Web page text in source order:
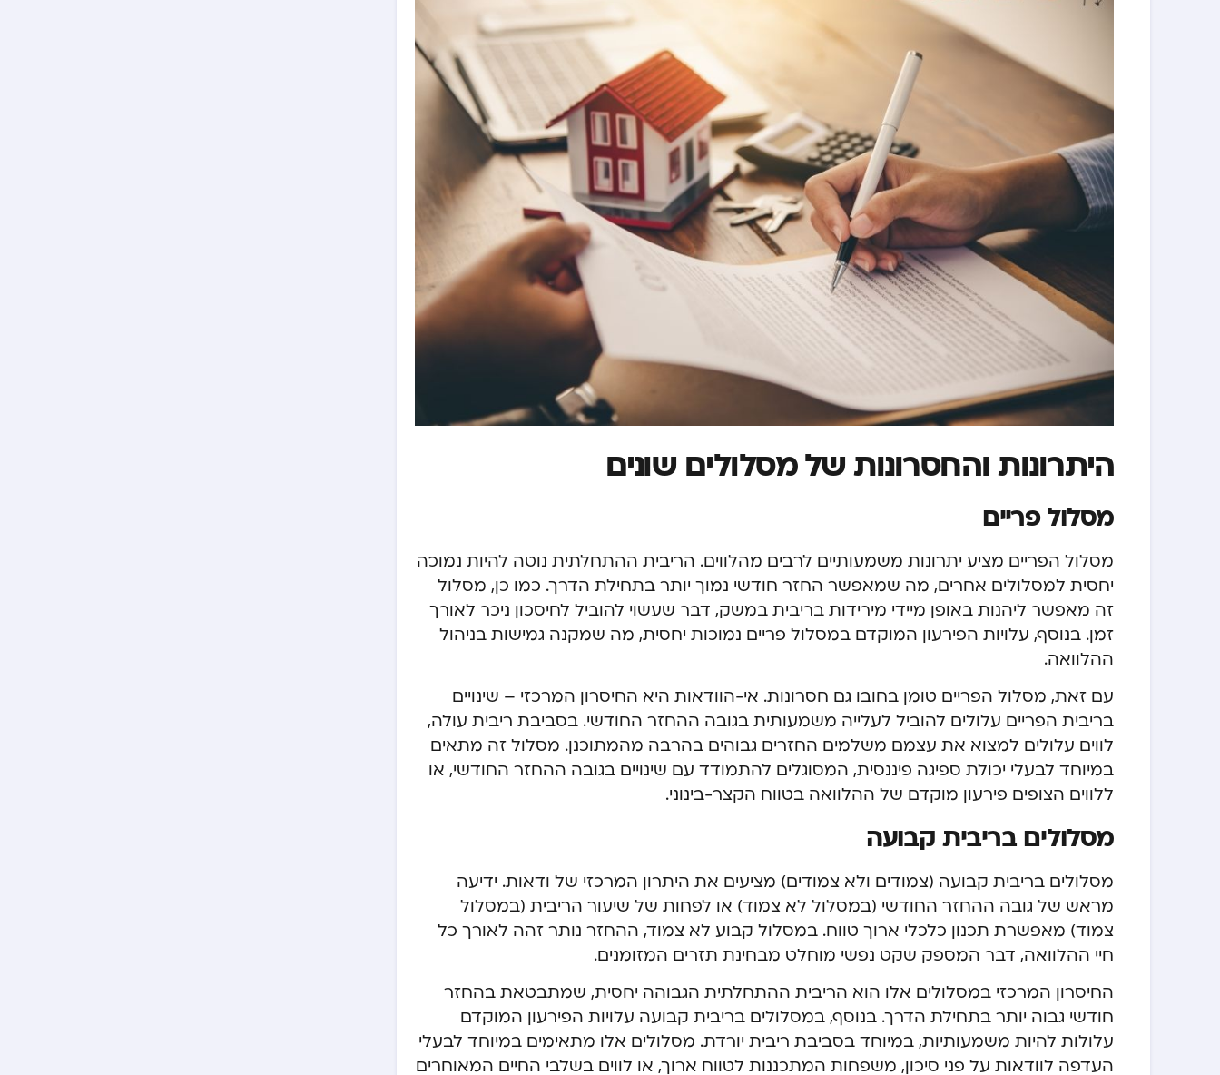
היתרונות והחסרונות של מסלולים שונים
מסלול פריים
מסלול הפריים מציע יתרונות משמעותיים לרבים מהלווים. הריבית ההתחלתית נוטה להיות נמוכה
יחסית למסלולים אחרים, מה שמאפשר החזר חודשי נמוך יותר בתחילת הדרך. כמו כן, מסלול
זה מאפשר ליהנות באופן מיידי מירידות בריבית במשק, דבר שעשוי להוביל לחיסכון ניכר לאורך
זמן. בנוסף, עלויות הפירעון המוקדם במסלול פריים נמוכות יחסית, מה שמקנה גמישות בניהול
ההלוואה.
עם זאת, מסלול הפריים טומן בחובו גם חסרונות. אי-הוודאות היא החיסרון המרכזי – שינויים
בריבית הפריים עלולים להוביל לעלייה משמעותית בגובה ההחזר החודשי. בסביבת ריבית עולה,
לווים עלולים למצוא את עצמם משלמים החזרים גבוהים בהרבה מהמתוכנן. מסלול זה מתאים
במיוחד לבעלי יכולת ספיגה פיננסית, המסוגלים להתמודד עם שינויים בגובה ההחזר החודשי, או
ללווים הצופים פירעון מוקדם של ההלוואה בטווח הקצר-בינוני.
מסלולים בריבית קבועה
מסלולים בריבית קבועה (צמודים ולא צמודים) מציעים את היתרון המרכזי של ודאות. ידיעה
מראש של גובה ההחזר החודשי (במסלול לא צמוד) או לפחות של שיעור הריבית (במסלול
צמוד) מאפשרת תכנון כלכלי ארוך טווח. במסלול קבוע לא צמוד, ההחזר נותר זהה לאורך כל
חיי ההלוואה, דבר המספק שקט נפשי מוחלט מבחינת תזרים המזומנים.
החיסרון המרכזי במסלולים אלו הוא הריבית ההתחלתית הגבוהה יחסית, שמתבטאת בהחזר
חודשי גבוה יותר בתחילת הדרך. בנוסף, במסלולים בריבית קבועה עלויות הפירעון המוקדם
עלולות להיות משמעותיות, במיוחד בסביבת ריבית יורדת. מסלולים אלו מתאימים במיוחד לבעלי
העדפה לוודאות על פני סיכון, משפחות המתכננות לטווח ארוך, או לווים בשלבי החיים המאוחרים